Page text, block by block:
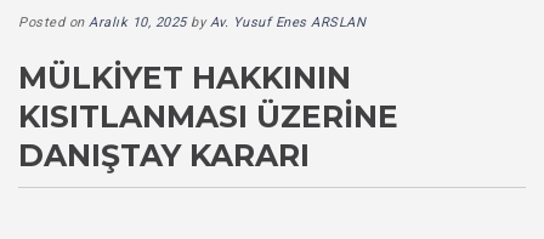
Posted on Aralık 10, 2025byAv. Yusuf Enes ARSLAN
MÜLKIYET HAKKININ
KISITLANMASI ÜZERINE
DANIŞTAY KARARI